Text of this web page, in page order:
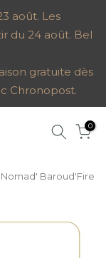
août. Les
du 24 août. Bel
gratuite dès
Chronopost.
0
Baroud'Fire